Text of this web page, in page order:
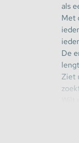
als
Met
De
Ziet